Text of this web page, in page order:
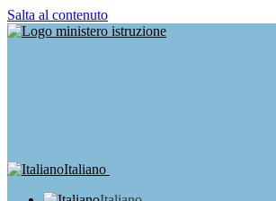
Salta al contenuto
Italiano